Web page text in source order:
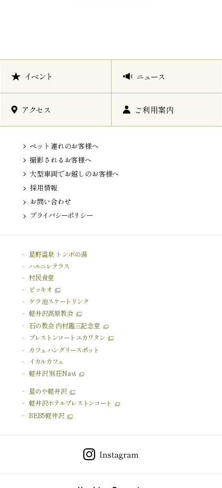
イベント ニュース
アクセス ご利用案内
ペット連れのお客様へ
撮影されるお客様へ
大型車両でお越しのお客様へ
採用情報
お問い合わせ
プライバシーポリシー
星野温泉 トンボの湯
ハルニレテラス
村民食堂
ピッキオ
ケラ池スケートリンク
軽井沢高原教会
石の教会 内村鑑三記念堂
ブレストンコート ユカワタン
カフェ ハングリースポット
イカルカフェ
軽井沢 別荘Navi
星のや軽井沢
軽井沢ホテルブレストンコート
BEB5軽井沢
Instagram